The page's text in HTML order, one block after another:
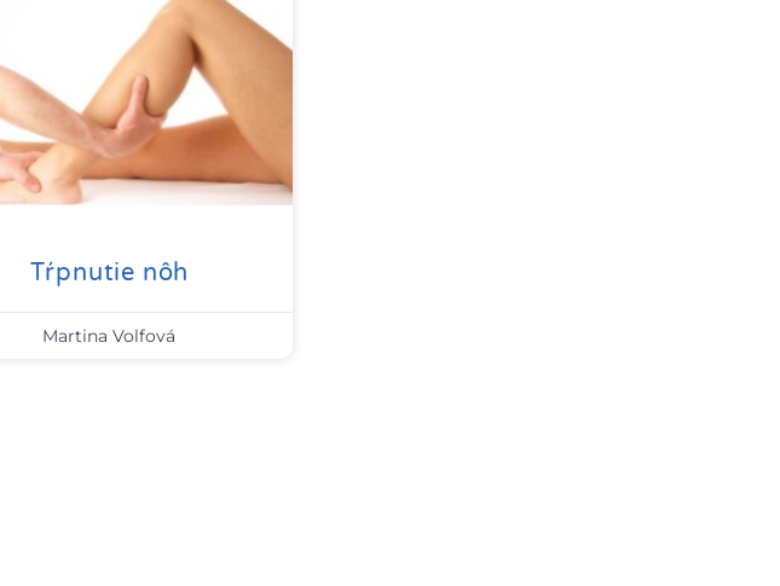
Tŕpnutie nôh
Martina Volfová